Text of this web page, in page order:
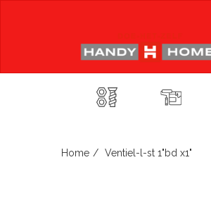
Home Ventiel-l-st 1"bd x1"